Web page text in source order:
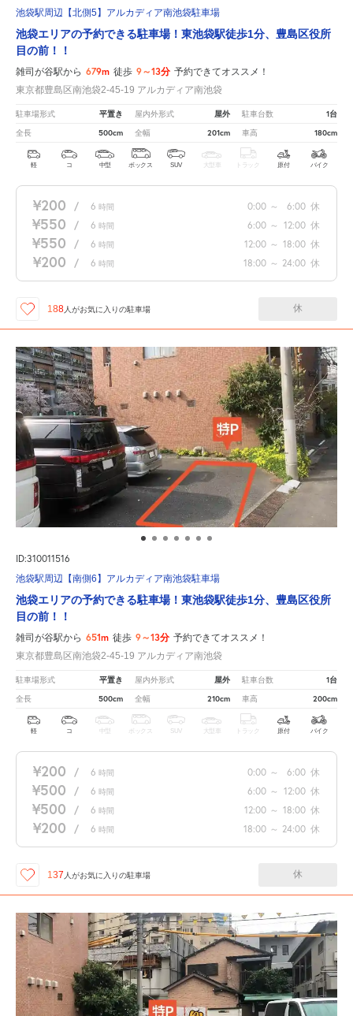
池袋駅周辺【北側5】アルカディア南池袋駐車場
池袋エリアの予約できる駐車場！東池袋駅徒歩1分、豊島区役所
目の前！！
雑司が谷駅から 679m 徒歩 9～13分 予約できてオススメ！
東京都豊島区南池袋2-45-19 アルカディア南池袋
駐車場形式 平置き 屋内外形式 屋外 駐車台数 1台
全長 500cm 全幅 201cm 車高 180cm
軽 コ 中型 ボックス SUV 大型車 トラック 原付 バイク
¥200 / 6 時間 0:00 ～ 6:00 休
¥550 / 6 時間 6:00 ～ 12:00 休
¥550 / 6 時間 12:00 ～ 18:00 休
¥200 / 6 時間 18:00 ～ 24:00 休
188 人がお気に入りの駐車場 休
ID:310011516
池袋駅周辺【南側6】アルカディア南池袋駐車場
池袋エリアの予約できる駐車場！東池袋駅徒歩1分、豊島区役所
目の前！！
雑司が谷駅から 651m 徒歩 9～13分 予約できてオススメ！
東京都豊島区南池袋2-45-19 アルカディア南池袋
駐車場形式 平置き 屋内外形式 屋外 駐車台数 1台
全長 500cm 全幅 210cm 車高 200cm
軽 コ 中型 ボックス SUV 大型車 トラック 原付 バイク
¥200 / 6 時間 0:00 ～ 6:00 休
¥500 / 6 時間 6:00 ～ 12:00 休
¥500 / 6 時間 12:00 ～ 18:00 休
¥200 / 6 時間 18:00 ～ 24:00 休
137 人がお気に入りの駐車場 休